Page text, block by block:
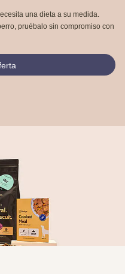
una dieta a su medida.
pruébalo sin compromiso con